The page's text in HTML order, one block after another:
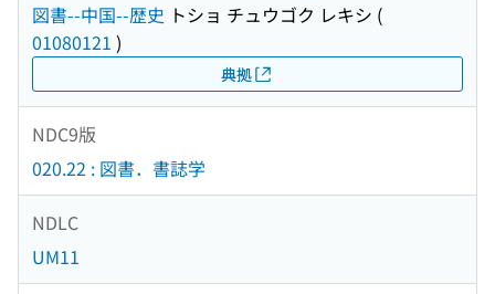
図書--中国--歴史 トショ チュウゴク レキシ (
01080121 )
典拠
NDC9版
020.22 : 図書．書誌学
NDLC
UM11